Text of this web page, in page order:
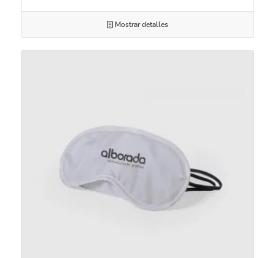
Mostrar detalles